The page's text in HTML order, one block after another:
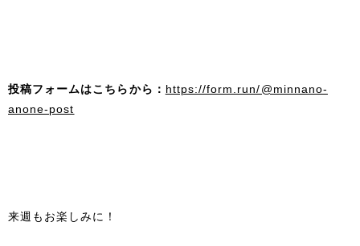
投稿フォームはこちらから： https://form.run/@minnano-
anone-post
来週もお楽しみに！